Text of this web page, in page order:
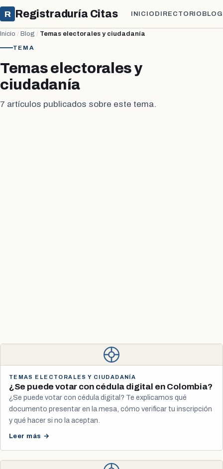
R Registraduría Citas INICIO DIRECTORIO BLOG
Inicio / Blog / Temas electorales y ciudadanía
TEMA
Temas electorales y
ciudadanía
7 artículos publicados sobre este tema.
TEMAS ELECTORALES Y CIUDADANÍA
¿Se puede votar con cédula digital en Colombia?
¿Se puede votar con cédula digital? Te explicamos qué
documento presentar en la mesa, cómo verificar tu inscripción
y qué hacer si no la aceptan.
Leer más →